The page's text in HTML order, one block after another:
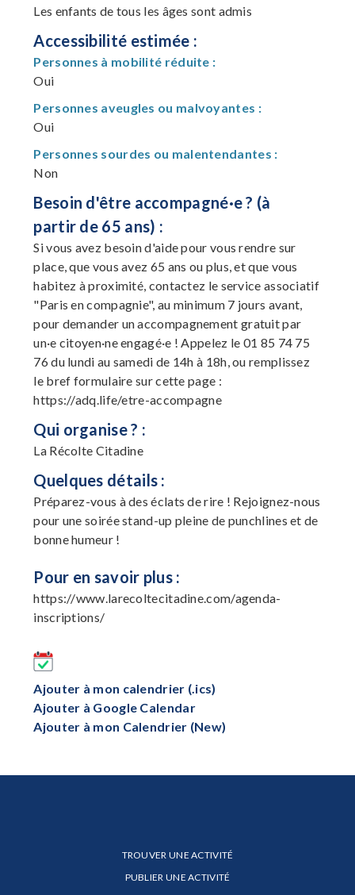
Les enfants de tous les âges sont admis
Accessibilité estimée :
Personnes à mobilité réduite :
Oui
Personnes aveugles ou malvoyantes :
Oui
Personnes sourdes ou malentendantes :
Non
Besoin d'être accompagné·e ? (à
partir de 65 ans) :
Si vous avez besoin d'aide pour vous rendre sur
place, que vous avez 65 ans ou plus, et que vous
habitez à proximité, contactez le service associatif
"Paris en compagnie", au minimum 7 jours avant,
pour demander un accompagnement gratuit par
un·e citoyen·ne engagé·e ! Appelez le 01 85 74 75
76 du lundi au samedi de 14h à 18h, ou remplissez
le bref formulaire sur cette page :
https://adq.life/etre-accompagne
Qui organise ? :
La Récolte Citadine
Quelques détails :
Préparez-vous à des éclats de rire ! Rejoignez-nous
pour une soirée stand-up pleine de punchlines et de
bonne humeur !
Pour en savoir plus :
https://www.larecoltecitadine.com/agenda-
inscriptions/
Ajouter à mon calendrier (.ics)
Ajouter à Google Calendar
Ajouter à mon Calendrier (New)
TROUVER UNE ACTIVITÉ
PUBLIER UNE ACTIVITÉ